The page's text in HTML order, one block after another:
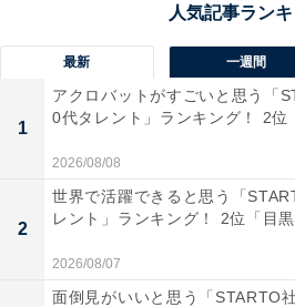
ニックやボール遊びなど楽しめる
す」（30代女性／愛知県）、「
フトテニスが盛んな地域なので
ってみたい」（30代女性／宮城
最新 一週間
1
アクロバットがすごいと思う「
0代タレント」ランキング！ 2位
2026/08/08
2
世界で活躍できると思う「
レント」ランキング！ 2位「目黒
2026/08/07
面倒見がいいと思う「STARTO